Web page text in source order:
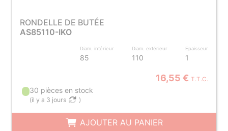
RONDELLE DE BUTÉE
AS85110-IKO
Diam. intérieur
85
Diam. extérieur
110
Epaisseur
1
16,55 € T.T.C.
30 pièces en stock
(il y a 3 jours )
AJOUTER AU PANIER